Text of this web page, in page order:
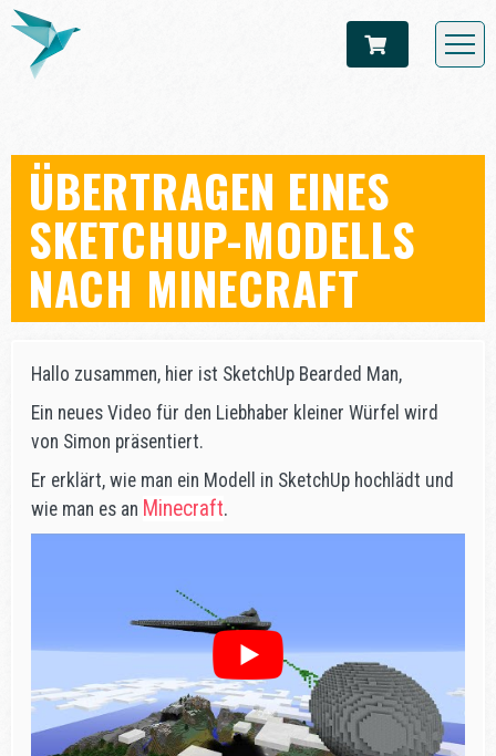
ÜBERTRAGEN EINES
SKETCHUP-MODELLS
NACH MINECRAFT
Hallo zusammen, hier ist SketchUp Bearded Man,
Ein neues Video für den Liebhaber kleiner Würfel wird
von Simon präsentiert.
Er erklärt, wie man ein Modell in SketchUp hochlädt und
wie man es an Minecraft.